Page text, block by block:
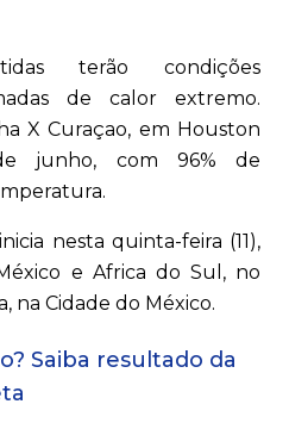
terão condições
de calor extremo.
X Curaçao, em Houston
junho, com 96% de
nesta quinta-feira (11),
e Africa do Sul, no
na Cidade do México.
Saiba resultado da